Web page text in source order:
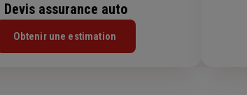
Devis assurance auto
Obtenir une estimation